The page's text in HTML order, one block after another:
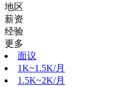
地区
薪资
经验
更多
面议
1K~1.5K/月
1.5K~2K/月